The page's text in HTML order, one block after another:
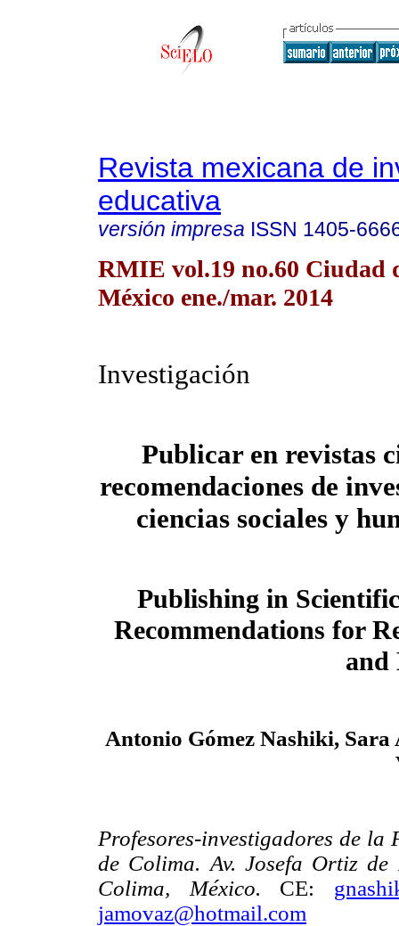
Revista mexicana de
educativa
versión impresa ISSN 1405-
RMIE vol.19 no.60 Ciudad
México ene./mar. 2014
Investigación
Publicar en revistas
recomendaciones de
ciencias sociales y
Publishing in
Recommendations for
and
Antonio Gómez Nashiki,
Profesores-investigadores de
de Colima. Av. Josefa Ortiz
Colima, México. CE:
jamovaz@hotmail.com